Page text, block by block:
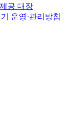
공 대장
운영·관리방침